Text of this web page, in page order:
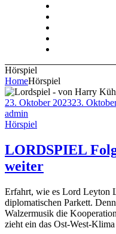
Hörspiel
HomeHörspiel
23. Oktober 202323.
admin
Hörspiel
LORDSPIEL
weiter
Erfahrt, wie es Lord Leyton
diplomatischen Parkett.
Walzermusik die
zieht ein das Ost-West-